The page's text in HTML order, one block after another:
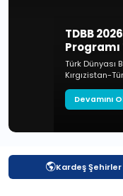
Kardeş Şehirler